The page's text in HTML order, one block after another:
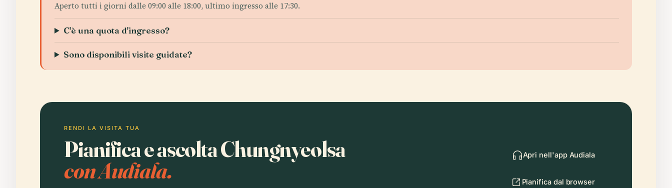
Aperto tutti i giorni dalle 09:00 alle 18:00, ultimo ingresso alle 17:30.
C'è una quota d'ingresso?
Sono disponibili visite guidate?
RENDI LA VISITA TUA
Pianifica e ascolta Chungnyeolsa
con Audiala.
Apri nell'app Audiala
Pianifica dal browser